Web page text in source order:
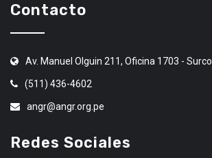
Contacto
Av. Manuel Olguin 211, Oficina 1703 - Surco
(511) 436-4602
angr@angr.org.pe
Redes Sociales